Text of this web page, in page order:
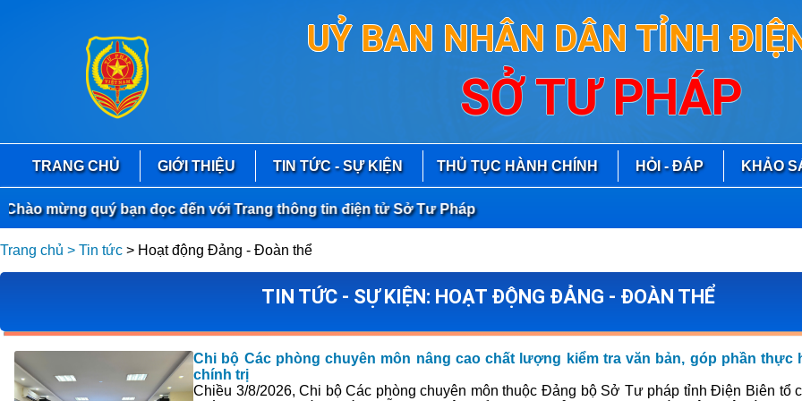
UỶ BAN NHÂN DÂN TỈNH
SỞ TƯ PHÁP
TRANG CHỦ GIỚI THIỆU TIN TỨC - SỰ KIỆN THỦ TỤC HÀNH CHÍNH HỎI - ĐÁP KHẢO
mừng quý bạn đọc đến với Trang thông tin điện tử Sở Tư Pháp
Trang chủ > Tin tức > Hoạt động Đảng - Đoàn thể
TIN TỨC - SỰ KIỆN: HOẠT ĐỘNG ĐẢNG - ĐOÀN THỂ
Chi bộ Các phòng chuyên môn nâng cao chất lượng kiểm tra văn bản, góp phần thực
chính trị
Chiều 3/8/2026, Chi bộ Các phòng chuyên môn thuộc Đảng bộ Sở Tư pháp tỉnh Điện Biên tổ